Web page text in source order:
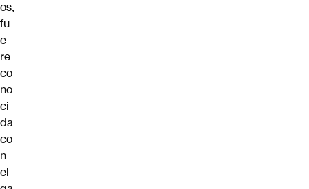
os,
fu
e
re
co
no
ci
da
co
n
el